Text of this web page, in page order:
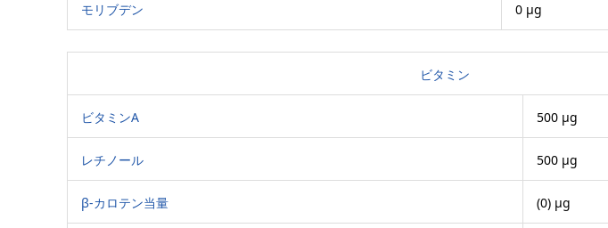
モリブデン 0 μg
ビタミン
ビタミンA 500 μg
レチノール 500 μg
β-カロテン当量 (0) μg